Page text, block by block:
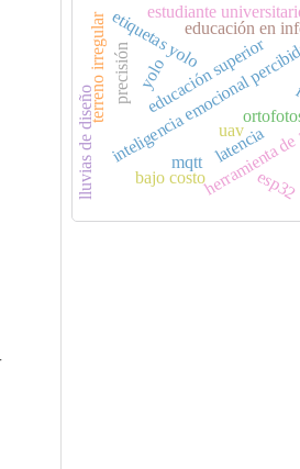
inteligencia emocional
educación en
educación superior
herramienta
etiquetas yolo
yolo
uav
bajo costo
terreno irregular
lluvias de diseño
precisión
latencia
esp32
mqtt
estudiante